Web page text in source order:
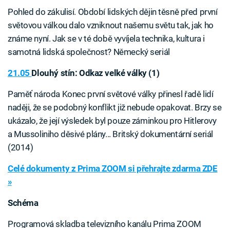
Pohled do zákulisí. Období lidských dějin těsně před první
světovou válkou dalo vzniknout našemu světu tak, jak ho
známe nyní. Jak se v té době vyvíjela technika, kultura i
samotná lidská společnost? Německý seriál
21.05 Dlouhý stín: Odkaz velké války (1)
Paměť národa Konec první světové války přinesl řadě lidí
naději, že se podobný konflikt již nebude opakovat. Brzy se
ukázalo, že její výsledek byl pouze záminkou pro Hitlerovy
a Mussoliniho děsivé plány... Britský dokumentární seriál
(2014)
Celé dokumenty z Prima ZOOM si přehrajte zdarma ZDE
»
Schéma
Programová skladba televizního kanálu Prima ZOOM